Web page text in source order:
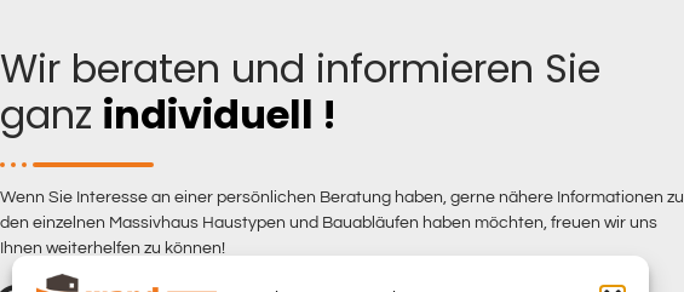
Wir beraten und informieren Sie
ganz individuell !
Wenn Sie Interesse an einer persönlichen Beratung haben, gerne nähere Informationen zu
den einzelnen Massivhaus Haustypen und Bauabläufen haben möchten, freuen wir uns
Ihnen weiterhelfen zu können!